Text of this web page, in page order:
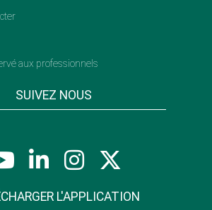
aux professionnels
SUIVEZ NOUS
L'APPLICATION